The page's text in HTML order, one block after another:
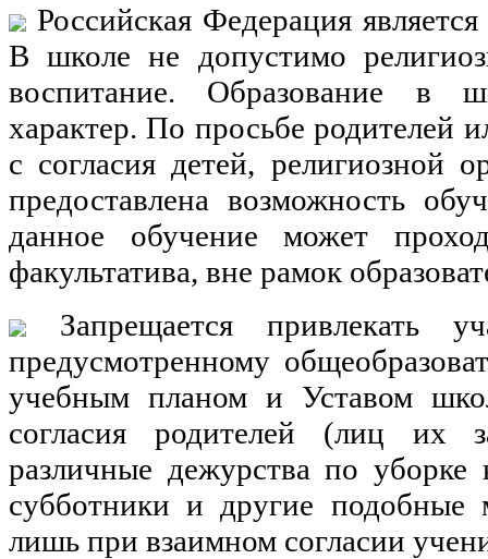
Российская Федерация
В школе не допустимо
воспитание. Образование в
характер. По просьбе родителей
с согласия детей, религиозной
предоставлена возможность
данное обучение может
факультатива, вне рамок
Запрещается привлекать
предусмотренному
учебным планом и Уставом
согласия родителей (лиц их
различные дежурства по уборке
субботники и другие подобные
лишь при взаимном согласии